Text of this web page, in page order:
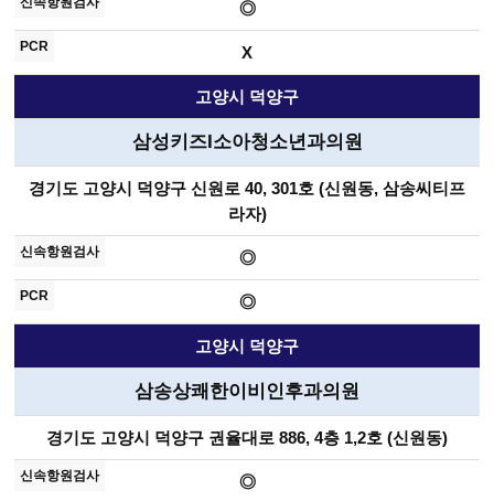
◎
X
고양시 덕양구
삼성키즈I소아청소년과의원
경기도 고양시 덕양구 신원로 40, 301호 (신원동, 삼송씨티프
라자)
◎
◎
고양시 덕양구
삼송상쾌한이비인후과의원
경기도 고양시 덕양구 권율대로 886, 4층 1,2호 (신원동)
◎